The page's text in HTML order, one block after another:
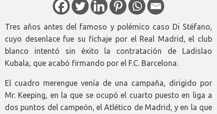
Tres años antes del famoso y polémico caso Di Stéfano,
cuyo desenlace fue su fichaje por el Real Madrid, el club
blanco intentó sin éxito la contratación de Ladislao
Kubala, que acabó firmando por el F.C. Barcelona.
El cuadro merengue venía de una campaña, dirigido por
Mr. Keeping, en la que se ocupó el cuarto puesto en liga a
dos puntos del campeón, el Atlético de Madrid, y en la que